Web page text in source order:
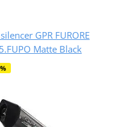
GPR FURORE
Matte Black